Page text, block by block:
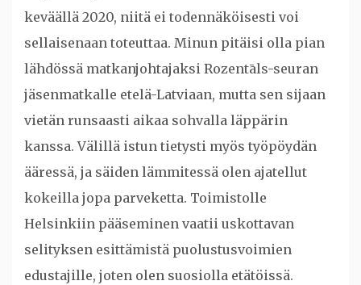
keväällä 2020, niitä ei todennäköisesti voi
sellaisenaan toteuttaa. Minun pitäisi olla pian
lähdössä matkanjohtajaksi Rozentāls-seuran
jäsenmatkalle etelä-Latviaan, mutta sen sijaan
vietän runsaasti aikaa sohvalla läppärin
kanssa. Välillä istun tietysti myös työpöydän
ääressä, ja säiden lämmitessä olen ajatellut
kokeilla jopa parveketta. Toimistolle
Helsinkiin pääseminen vaatii uskottavan
selityksen esittämistä puolustusvoimien
edustajille, joten olen suosiolla etätöissä.